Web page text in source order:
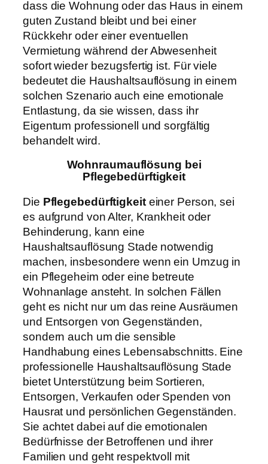
dass die Wohnung oder das Haus in einem
guten Zustand bleibt und bei einer
Rückkehr oder einer eventuellen
Vermietung während der Abwesenheit
sofort wieder bezugsfertig ist. Für viele
bedeutet die Haushaltsauflösung in einem
solchen Szenario auch eine emotionale
Entlastung, da sie wissen, dass ihr
Eigentum professionell und sorgfältig
behandelt wird.
Wohnraumauflösung bei
Pflegebedürftigkeit
Die Pflegebedürftigkeiteiner Person, sei
es aufgrund von Alter, Krankheit oder
Behinderung, kann eine
Haushaltsauflösung Stade notwendig
machen, insbesondere wenn ein Umzug in
ein Pflegeheim oder eine betreute
Wohnanlage ansteht. In solchen Fällen
geht es nicht nur um das reine Ausräumen
und Entsorgen von Gegenständen,
sondern auch um die sensible
Handhabung eines Lebensabschnitts. Eine
professionelle Haushaltsauflösung Stade
bietet Unterstützung beim Sortieren,
Entsorgen, Verkaufen oder Spenden von
Hausrat und persönlichen Gegenständen.
Sie achtet dabei auf die emotionalen
Bedürfnisse der Betroffenen und ihrer
Familien und geht respektvoll mit